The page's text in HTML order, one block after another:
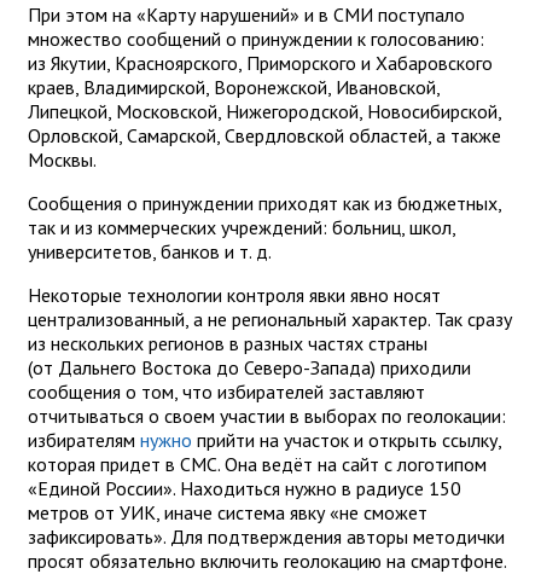
При этом на «Карту нарушений» и в СМИ поступало
множество сообщений о принуждении к голосованию:
из Якутии, Красноярского, Приморского и Хабаровского
краев, Владимирской, Воронежской, Ивановской,
Липецкой, Московской, Нижегородской, Новосибирской,
Орловской, Самарской, Свердловской областей, а также
Москвы.
Сообщения о принуждении приходят как из бюджетных,
так и из коммерческих учреждений: больниц, школ,
университетов, банков и т. д.
Некоторые технологии контроля явки явно носят
централизованный, а не региональный характер. Так сразу
из нескольких регионов в разных частях страны
(от Дальнего Востока до Северо-Запада) приходили
сообщения о том, что избирателей заставляют
отчитываться о своем участии в выборах по геолокации:
избирателям нужно прийти на участок и открыть ссылку,
которая придет в СМС. Она ведёт на сайт с логотипом
«Единой России». Находиться нужно в радиусе 150
метров от УИК, иначе система явку «не сможет
зафиксировать». Для подтверждения авторы методички
просят обязательно включить геолокацию на смартфоне.